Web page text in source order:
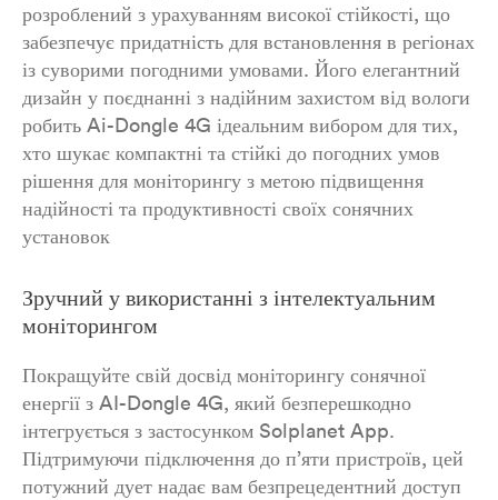
розроблений з урахуванням високої стійкості, що
забезпечує придатність для встановлення в регіонах
із суворими погодними умовами. Його елегантний
дизайн у поєднанні з надійним захистом від вологи
робить Ai-Dongle 4G ідеальним вибором для тих,
хто шукає компактні та стійкі до погодних умов
рішення для моніторингу з метою підвищення
надійності та продуктивності своїх сонячних
установок
Зручний у використанні з інтелектуальним
моніторингом
Покращуйте свій досвід моніторингу сонячної
енергії з AI-Dongle 4G, який безперешкодно
інтегрується з застосунком Solplanet App.
Підтримуючи підключення до п’яти пристроїв, цей
потужний дует надає вам безпрецедентний доступ